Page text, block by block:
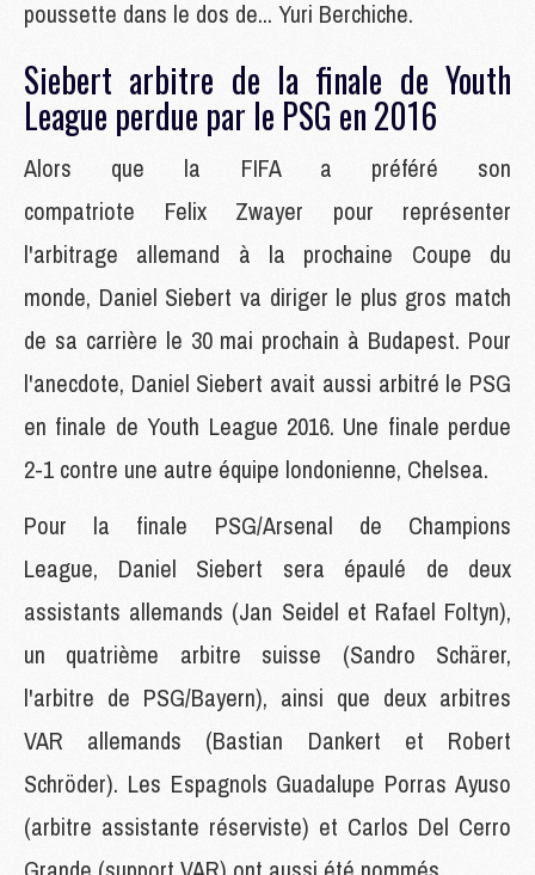
poussette dans le dos de... Yuri Berchiche.
Siebert arbitre de la finale de Youth
League perdue par le PSG en 2016
Alors que la FIFA a préféré son
compatriote Felix Zwayer pour représenter
l'arbitrage allemand à la prochaine Coupe du
monde, Daniel Siebert va diriger le plus gros match
de sa carrière le 30 mai prochain à Budapest. Pour
l'anecdote, Daniel Siebert avait aussi arbitré le PSG
en finale de Youth League 2016. Une finale perdue
2-1 contre une autre équipe londonienne, Chelsea.
Pour la finale PSG/Arsenal de Champions
League, Daniel Siebert sera épaulé de deux
assistants allemands (Jan Seidel et Rafael Foltyn),
un quatrième arbitre suisse (Sandro Schärer,
l'arbitre de PSG/Bayern), ainsi que deux arbitres
VAR allemands (Bastian Dankert et Robert
Schröder). Les Espagnols Guadalupe Porras Ayuso
(arbitre assistante réserviste) et Carlos Del Cerro